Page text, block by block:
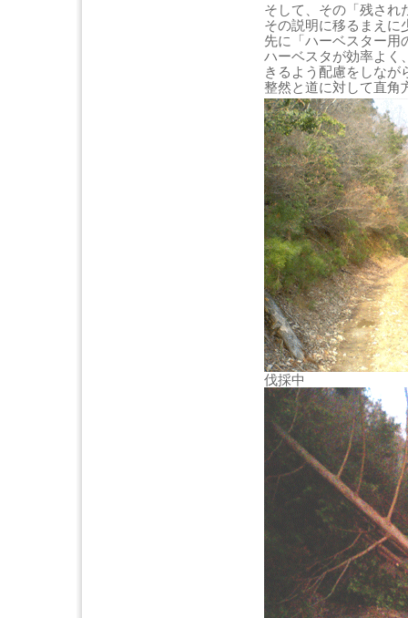
そして、その「残され
その説明に移るまえに
先に「ハーベスター用
ハーベスタが効率よく
きるよう配慮をしなが
整然と道に対して直角
伐採中